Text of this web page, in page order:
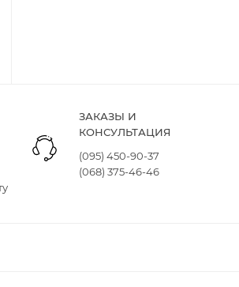
ЗАКАЗЫ И
КОНСУЛЬТАЦИЯ
(095) 450-90-37
(068) 375-46-46